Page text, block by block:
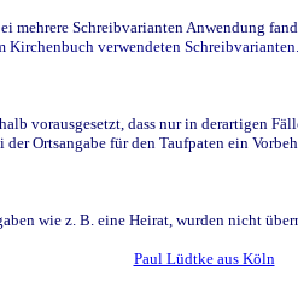
Schreibvarianten Anwendung
verwendeten Schreibvarianten.
vorausgesetzt, dass nur in derartigen
Ortsangabe für den Taufpaten ein
wie z. B. eine Heirat, wurden nicht
Paul Lüdtke aus Köln